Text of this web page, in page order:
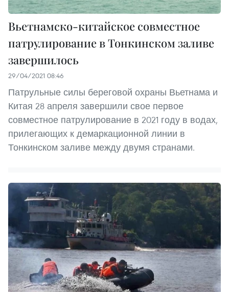
Вьетнамско-китайское совместное
патрулирование в Тонкинском заливе
завершилось
29/04/2021 08:46
Патрульные силы береговой охраны Вьетнама и
Китая 28 апреля завершили свое первое
совместное патрулирование в 2021 году в водах,
прилегающих к демаркационной линии в
Тонкинском заливе между двумя странами.